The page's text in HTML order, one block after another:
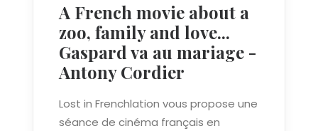
A French movie about a
zoo, family and love...
Gaspard va au mariage -
Antony Cordier
Lost in Frenchlation vous propose une
séance de cinéma français en